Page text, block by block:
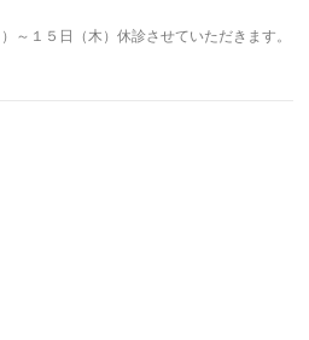
～１５日（木）休診させていただきます。